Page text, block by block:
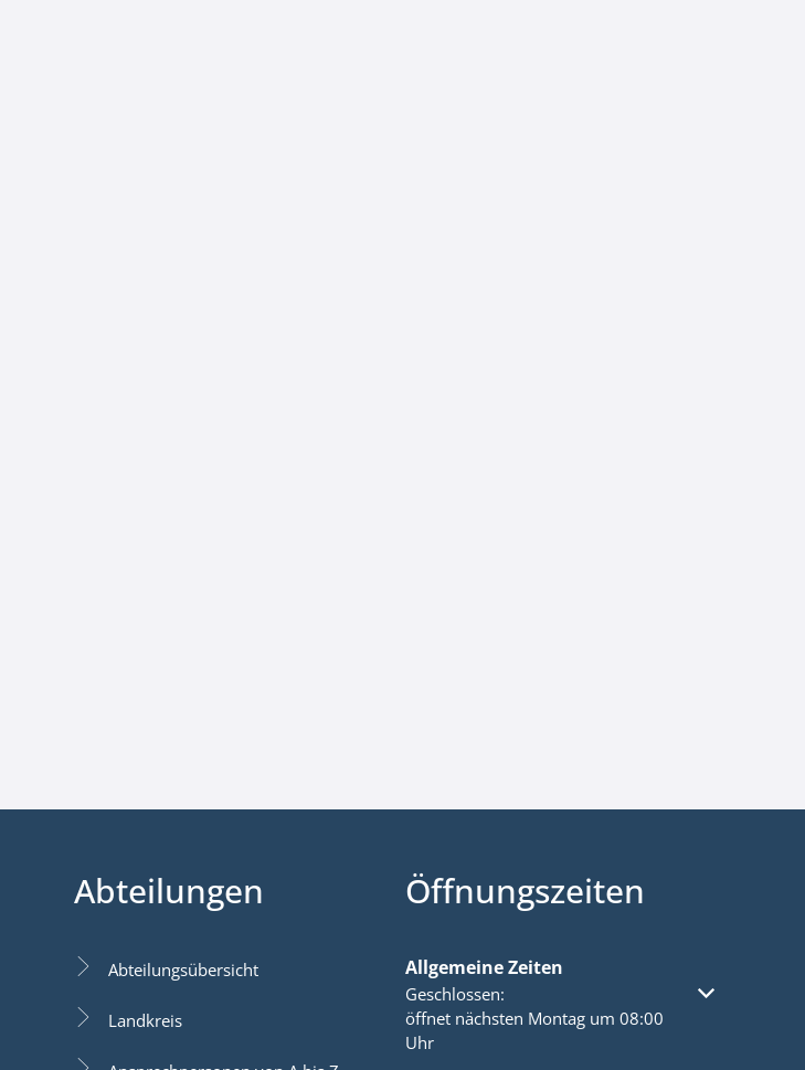
Abteilungen
Abteilungsübersicht
Landkreis
Öffnungszeiten
Allgemeine Zeiten
Klicken, um weitere Öffnungs- oder Schließzeiten
Geschlossen:
öffnet nächsten Montag um 08:00
Uhr